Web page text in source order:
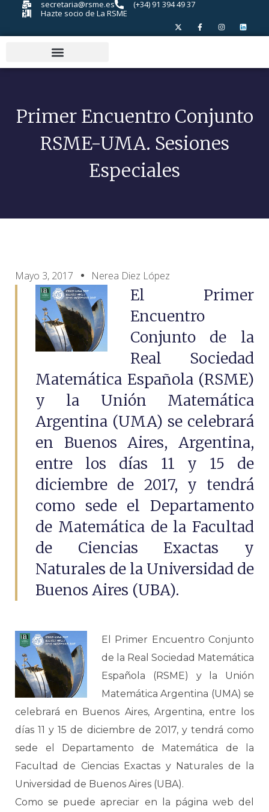
secretaria@rsme.es
(+34) 91 394 49 37
Hazte socio de La RSME
Primer Encuentro Conjunto
RSME-UMA. Sesiones
Especiales
Mayo 3, 2017 Nerea Diez López
El Primer
Encuentro
Conjunto de la
Real Sociedad
Matemática Española (RSME)
y la Unión Matemática
Argentina (UMA) se celebrará
en Buenos Aires, Argentina,
entre los días 11 y 15 de
diciembre de 2017, y tendrá
como sede el Departamento
de Matemática de la Facultad
de Ciencias Exactas y
Naturales de la Universidad de
Buenos Aires (UBA).
El Primer Encuentro Conjunto
de la Real Sociedad Matemática
Española (RSME) y la Unión
Matemática Argentina (UMA) se
celebrará en Buenos Aires, Argentina, entre los
días 11 y 15 de diciembre de 2017, y tendrá como
sede el Departamento de Matemática de la
Facultad de Ciencias Exactas y Naturales de la
Universidad de Buenos Aires (UBA).
Como se puede apreciar en la página web del